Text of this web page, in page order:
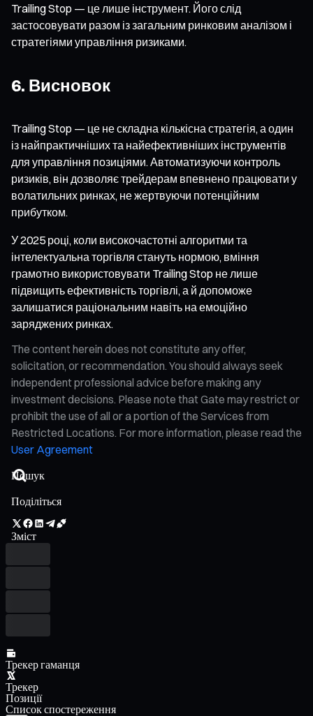
Trailing Stop — це лише інструмент. Його слід
застосовувати разом із загальним ринковим аналізом і
стратегіями управління ризиками.
6. Висновок
Trailing Stop — це не складна кількісна стратегія, а один
із найпрактичніших та найефективніших інструментів
для управління позиціями. Автоматизуючи контроль
ризиків, він дозволяє трейдерам впевнено працювати у
волатильних ринках, не жертвуючи потенційним
прибутком.
У 2025 році, коли високочастотні алгоритми та
інтелектуальна торгівля стануть нормою, вміння
грамотно використовувати Trailing Stop не лише
підвищить ефективність торгівлі, а й допоможе
залишатися раціональним навіть на емоційно
заряджених ринках.
The content herein does not constitute any offer,
solicitation, or recommendation. You should always seek
independent professional advice before making any
investment decisions. Please note that Gate may restrict or
prohibit the use of all or a portion of the Services from
Restricted Locations. For more information, please read the
User Agreement
Поділіться
Зміст
Трекер гаманця
Трекер
Позиції
Список спостереження